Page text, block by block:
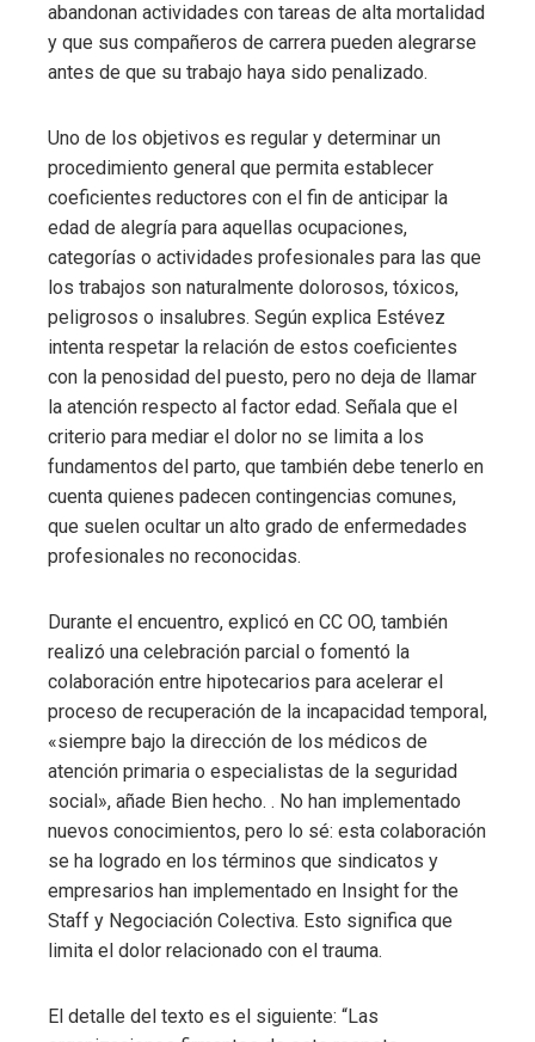
abandonan actividades con tareas de alta mortalidad
y que sus compañeros de carrera pueden alegrarse
antes de que su trabajo haya sido penalizado.
Uno de los objetivos es regular y determinar un
procedimiento general que permita establecer
coeficientes reductores con el fin de anticipar la
edad de alegría para aquellas ocupaciones,
categorías o actividades profesionales para las que
los trabajos son naturalmente dolorosos, tóxicos,
peligrosos o insalubres. Según explica Estévez
intenta respetar la relación de estos coeficientes
con la penosidad del puesto, pero no deja de llamar
la atención respecto al factor edad. Señala que el
criterio para mediar el dolor no se limita a los
fundamentos del parto, que también debe tenerlo en
cuenta quienes padecen contingencias comunes,
que suelen ocultar un alto grado de enfermedades
profesionales no reconocidas.
Durante el encuentro, explicó en CC OO, también
realizó una celebración parcial o fomentó la
colaboración entre hipotecarios para acelerar el
proceso de recuperación de la incapacidad temporal,
«siempre bajo la dirección de los médicos de
atención primaria o especialistas de la seguridad
social», añade Bien hecho. . No han implementado
nuevos conocimientos, pero lo sé: esta colaboración
se ha logrado en los términos que sindicatos y
empresarios han implementado en Insight for the
Staff y Negociación Colectiva. Esto significa que
limita el dolor relacionado con el trauma.
El detalle del texto es el siguiente: “Las